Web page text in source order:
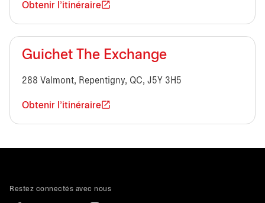
Obtenir l'itinéraire
Guichet The Exchange
288 Valmont, Repentigny, QC, J5Y 3H5
Obtenir l'itinéraire
Restez connectés avec nous